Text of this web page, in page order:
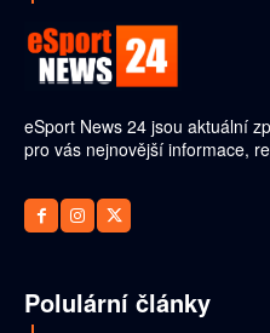
eSport News 24 jsou aktuální
pro vás nejnovější informace,
Polulární články